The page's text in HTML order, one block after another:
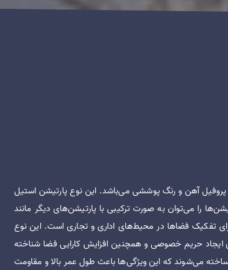
آهن و رنگ پوششی می‌باشد. این نوع پارتیشن استیل
را می‌توان به صورت ترکیبی با پارتیشن‌های دیگر مانند
تفکیک فضاها در محیط‌های اداری و تجاری است. این نوع
ایجاد حریم خصوصی و همچنین افزایش کارایی فضا شناخته
می‌شوند که این ویژگی‌ها باعث طول عمر بالا و مقاومت